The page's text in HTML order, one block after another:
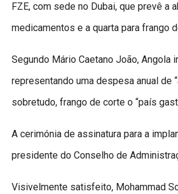
FZE, com sede no Dubai, que prevê a
medicamentos e a quarta para frango
Segundo Mário Caetano João,
representando uma despesa anual de
sobretudo, frango de corte o “país
A cerimónia de assinatura para a
presidente do Conselho de
Visivelmente satisfeito, Mohammad